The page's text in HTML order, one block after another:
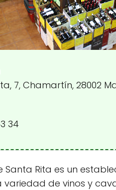
7, Chamartín, 28002
34
Santa Rita es un
variedad de vinos y